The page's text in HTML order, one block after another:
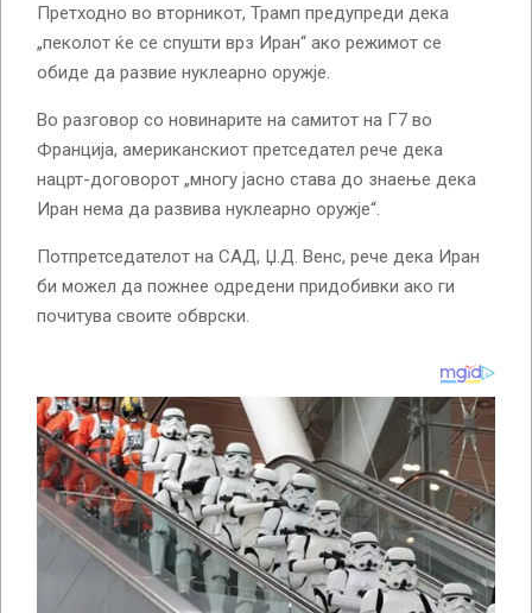
Претходно во вторникот, Трамп предупреди дека
„пеколот ќе се спушти врз Иран“ ако режимот се
обиде да развие нуклеарно оружје.
Во разговор со новинарите на самитот на Г7 во
Франција, американскиот претседател рече дека
нацрт-договорот „многу јасно става до знаење дека
Иран нема да развива нуклеарно оружје“.
Потпретседателот на САД, Џ.Д. Венс, рече дека Иран
би можел да пожнее одредени придобивки ако ги
почитува своите обврски.